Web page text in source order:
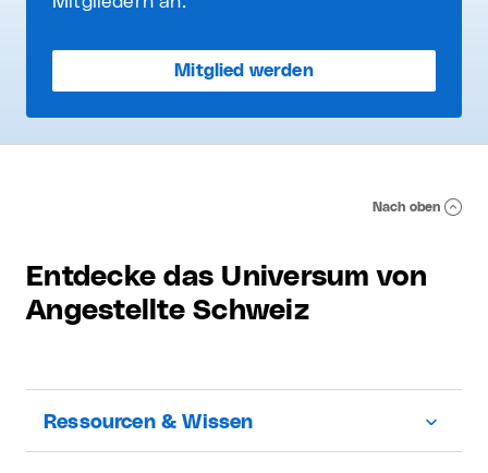
Mitglied werden
Nach oben
Entdecke das Universum von
Angestellte Schweiz
Ressourcen & Wissen